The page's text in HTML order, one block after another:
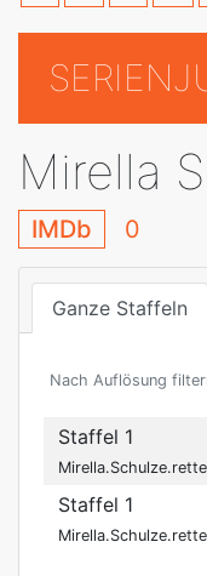
Mirella
IMDb 0
Ganze Staffeln
Nach Auflösung
Staffel 1
Staffel 1